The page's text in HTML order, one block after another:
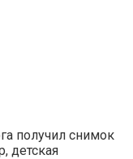
получил снимок
детская